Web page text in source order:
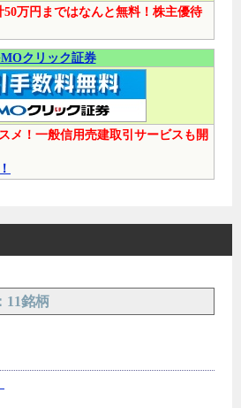
万円まではなんと無料！株主優待
クリック証券
メ！一般信用売建取引サービスも開
11銘柄